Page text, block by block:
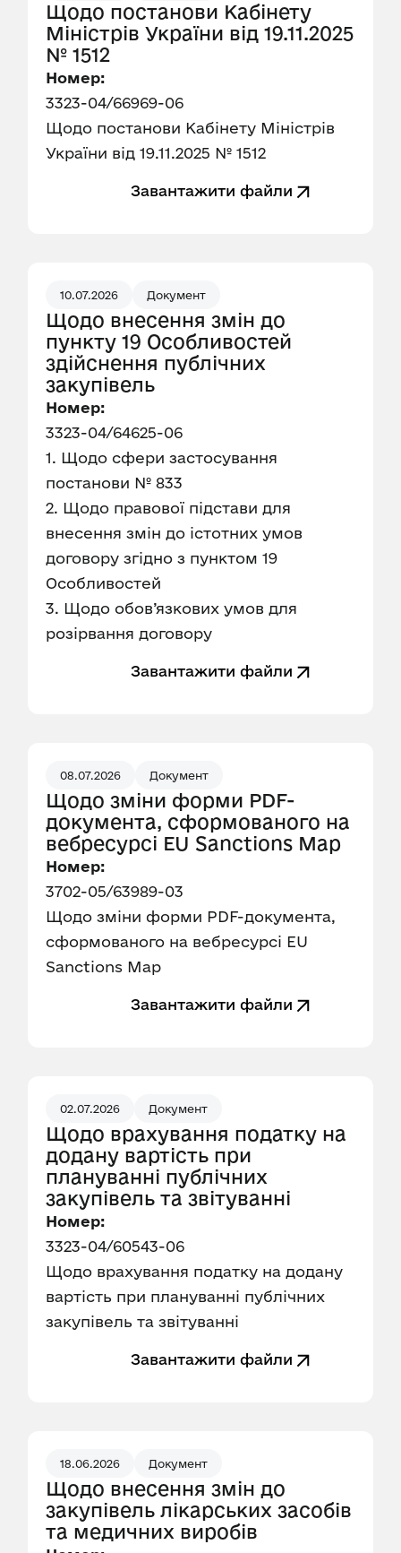
Щодо постанови Кабінету
Міністрів України від 19.11.2025
№ 1512
Номер:
3323-04/66969-06
Щодо постанови Кабінету Міністрів
України від 19.11.2025 № 1512
Завантажити файли
10.07.2026 Документ
Щодо внесення змін до
пункту 19 Особливостей
здійснення публічних
закупівель
Номер:
3323-04/64625-06
1. Щодо сфери застосування
постанови № 833
2. Щодо правової підстави для
внесення змін до істотних умов
договору згідно з пунктом 19
Особливостей
3. Щодо обов’язкових умов для
розірвання договору
Завантажити файли
08.07.2026 Документ
Щодо зміни форми PDF-
документа, сформованого на
вебресурсі EU Sanctions Map
Номер:
3702-05/63989-03
Щодо зміни форми PDF-документа,
сформованого на вебресурсі EU
Sanctions Map
Завантажити файли
02.07.2026 Документ
Щодо врахування податку на
додану вартість при
плануванні публічних
закупівель та звітуванні
Номер:
3323-04/60543-06
Щодо врахування податку на додану
вартість при плануванні публічних
закупівель та звітуванні
Завантажити файли
18.06.2026 Документ
Щодо внесення змін до
закупівель лікарських засобів
та медичних виробів